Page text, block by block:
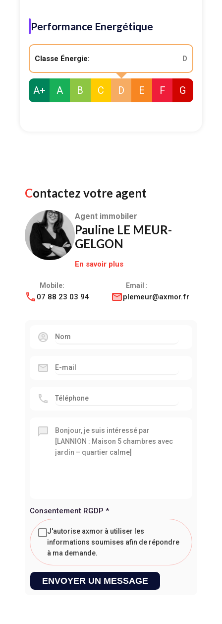
Performance Energétique
Classe Énergie: D
A+ A B C D E F G
Contactez votre agent
Agent immobiler
Pauline LE MEUR-
GELGON
En savoir plus
Mobile:
07 88 23 03 94
Email :
plemeur@axmor.fr
Consentement RGDP *
J'autorise axmor à utiliser les
informations soumises afin de répondre
à ma demande.
ENVOYER UN MESSAGE